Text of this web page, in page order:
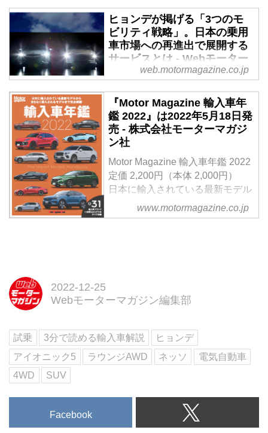
ーカー「Hyundai」が、100％子
会社の日本法人「Hyundai
Mobility Japan」を設立、電気自
動車の「アイオニック
5（IONIQ5）」と燃料電池自動車
の「ネッソ（NEXO）」の
ZEV（ゼロエミッションビーク
ル）2モデルで日本市場に再上陸
した。今回はヒョンデが満を持し
て投入した「アイオニック5」の
詳細を報告する。
ヒョンデが掲げる「3つのモ
ビリティ戦略」。日本の乗用
車市場への再進出で展開する
サービスとは - Webモーター
マガジン
2022年2月8日、ヒョンデ モビリ
ティ ジャパンは日本の乗用車市
場への参入を発表し、導入予定の
2台のZEVをお披露目した。車両
の概要についてはすでに当Webモ
ーターマガジンでも紹介したが、
ここでは日本市場におけるモビリ
ティ戦略について解説しておこ
web.motormagazine.co.jp
『Motor Magazine 輸入車年
鑑 2022』は2022年5月18日発
売 - 株式会社モーターマガジ
ン社
Motor Magazine 輸入車年鑑 2022
定価 2,200円（本体 2,000円）
日本に輸入されている最新モデル
からまもなく導入されるモデルま
で全31ブランド完全網羅
Motor Magazine編集部が取材した
デルについては試乗インプレッシ
ョンも収録。また、巻末には車両
の詳細な主要諸元と各グレー...
www.motormagazine.co.jp
2022-12-25
Webモーターマガジン編集部
試乗 3分で読める輸入車解説
ヒョンデ
アイオニック5
ラウンジAWD ネッソ
電気自動車
4WD
SUV
Facebook